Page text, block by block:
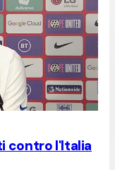
contro l'Italia